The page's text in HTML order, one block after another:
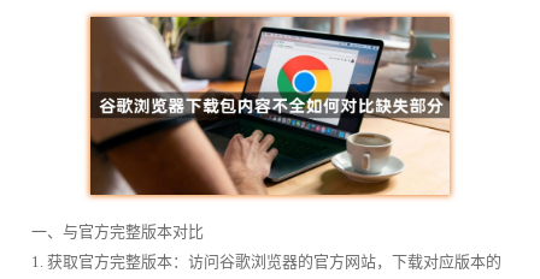
一、与官方完整版本对比
1. 获取官方完整版本：访问谷歌浏览器的官方网站，下载对应版本的